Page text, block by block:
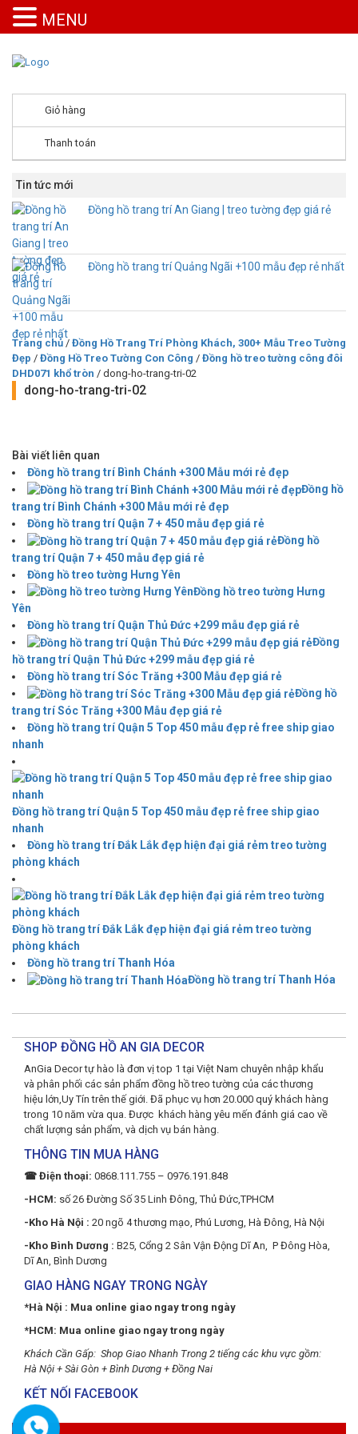
Giỏ hàng
Thanh toán
Tin tức mới
Đồng hồ trang trí An Giang | treo tường đẹp giá rẻ
Đồng hồ trang trí Quảng Ngãi +100 mẫu đẹp rẻ nhất
Trang chủ / Đồng Hồ Trang Trí Phòng Khách, 300+ Mẫu Treo Tường
Đẹp / Đồng Hồ Treo Tường Con Công / Đồng hồ treo tường công đôi
DHD071 khổ tròn / dong-ho-trang-tri-02
dong-ho-trang-tri-02
Bài viết liên quan
Đồng hồ trang trí Bình Chánh +300 Mẫu mới rẻ đẹp
Đồng hồ
trang trí Bình Chánh +300 Mẫu mới rẻ đẹp
Đồng hồ trang trí Quận 7 + 450 mẫu đẹp giá rẻ
Đồng hồ
trang trí Quận 7 + 450 mẫu đẹp giá rẻ
Đồng hồ treo tường Hưng Yên
Đồng hồ treo tường Hưng
Yên
Đồng hồ trang trí Quận Thủ Đức +299 mẫu đẹp giá rẻ
Đồng
hồ trang trí Quận Thủ Đức +299 mẫu đẹp giá rẻ
Đồng hồ trang trí Sóc Trăng +300 Mẫu đẹp giá rẻ
Đồng hồ
trang trí Sóc Trăng +300 Mẫu đẹp giá rẻ
Đồng hồ trang trí Quận 5 Top 450 mẫu đẹp rẻ free ship giao
nhanh
Đồng hồ trang trí Quận 5 Top 450 mẫu đẹp rẻ free ship giao
nhanh
Đồng hồ trang trí Đắk Lắk đẹp hiện đại giá rẻm treo tường
phòng khách
Đồng hồ trang trí Đắk Lắk đẹp hiện đại giá rẻm treo tường
phòng khách
Đồng hồ trang trí Thanh Hóa
Đồng hồ trang trí Thanh Hóa
SHOP ĐỒNG HỒ AN GIA DECOR
AnGia Decor tự hào là đơn vị top 1 tại Việt Nam chuyên nhập khẩu
và phân phối các sản phẩm đồng hồ treo tường của các thương
hiệu lớn,Uy Tín trên thế giới. Đã phục vụ hơn 20.000 quý khách hàng
trong 10 năm vừa qua. Được khách hàng yêu mến đánh giá cao về
chất lượng sản phẩm, và dịch vụ bán hàng.
THÔNG TIN MUA HÀNG
☎ Điện thoại: 0868.111.755 – 0976.191.848
-HCM: số 26 Đường Số 35 Linh Đông, Thủ Đức,TPHCM
-Kho Hà Nội : 20 ngõ 4 thương mạo, Phú Lương, Hà Đông, Hà Nội
-Kho Bình Dương : B25, Cổng 2 Sân Vận Động Dĩ An, P Đông Hòa,
Dĩ An, Bình Dương
GIAO HÀNG NGAY TRONG NGÀY
*Hà Nội : Mua online giao ngay trong ngày
*HCM: Mua online giao ngay trong ngày
Khách Cần Gấp: Shop Giao Nhanh Trong 2 tiếng các khu vực gồm:
Hà Nội + Sài Gòn + Bình Dương + Đồng Nai
KẾT NỐI FACEBOOK
MENU